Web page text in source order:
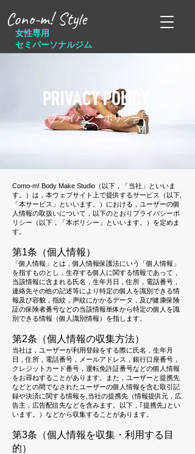
Cono-m! Style
女性専用
セミパーソナルジム
PRIVACY POLICY
プライバシーポリシー
Como-m! Body Make Studio（以下，「当社」といいま
す。）は，本ウェブサイト上で提供するサービス（以下,
「本サービス」といいます。）における，ユーザーの個
人情報の取扱いについて，以下のとおりプライバシーポ
リシー（以下，「本ポリシー」といいます。）を定めま
す。
第1条（個人情報）
「個人情報」とは，個人情報保護法にいう「個人情報」
を指すものとし，生存する個人に関する情報であって，
当該情報に含まれる氏名，生年月日，住所，電話番号，
連絡先その他の記述等により特定の個人を識別できる情
報及び容貌，指紋，声紋にかかるデータ，及び健康保険
証の保険者番号などの当該情報単体から特定の個人を識
別できる情報（個人識別情報）を指します。
第2条（個人情報の収集方法）
当社は，ユーザーが利用登録をする際に氏名，生年月
日，住所，電話番号，メールアドレス，銀行口座番号，
クレジットカード番号，運転免許証番号などの個人情報
をお尋ねすることがあります。また，ユーザーと提携先
などとの間でなされたユーザーの個人情報を含む取引記
録や決済に関する情報を,当社の提携先（情報提供元，広
告主，広告配信先などを含みます。以下，｢提携先｣とい
います。）などから収集することがあります。
第3条（個人情報を収集・利用する目
的）